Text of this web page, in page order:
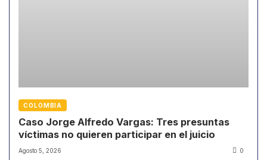
COLOMBIA
Caso Jorge Alfredo Vargas: Tres presuntas
víctimas no quieren participar en el juicio
Agosto 5, 2026 0